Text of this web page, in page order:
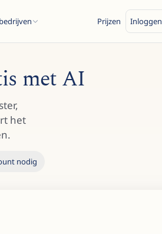
Prijzen Inloggen
met AI
het
nodig